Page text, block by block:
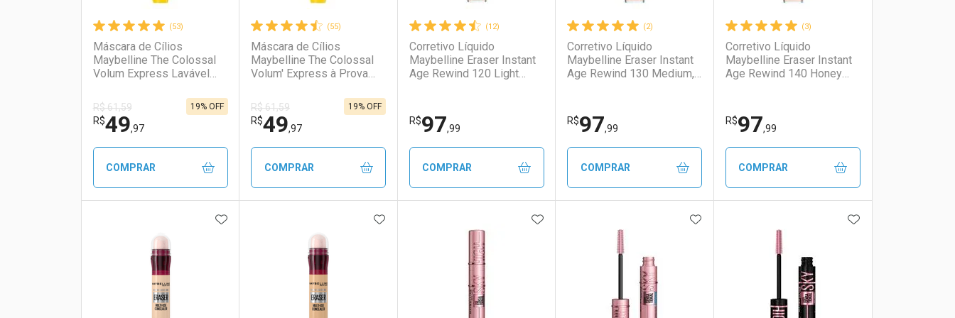
(53)
Máscara de Cílios
Maybelline The Colossal
Volum Express Lavável
R$ 61,59
R$49,97
19% OFF
COMPRAR
Laboratório
Por Menos
(55)
Máscara de Cílios
Maybelline The Colossal
Volum' Express à Prova
R$ 61,59
R$49,97
19% OFF
COMPRAR
Laboratório
Por Menos
(12)
Corretivo Líquido
Maybelline Eraser Instant
Age Rewind 120 Light
R$97,99
COMPRAR
Laboratório
Por Menos
(2)
Corretivo Líquido
Maybelline Eraser Instant
Age Rewind 130 Medium,
R$97,99
COMPRAR
Laboratório
Por Menos
(3)
Corretivo Líquido
Maybelline Eraser Instant
Age Rewind 140 Honey
R$97,99
COMPRAR
Laboratório
Por Menos
ADICIONAR AOS FAVORITOSADICIONAR AOS FAVORITOSADICIONAR AOS FAVORITOSADICIONAR AOS FAVORITOSADICIONAR AOS